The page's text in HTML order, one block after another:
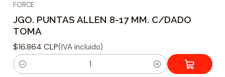
FORCE
JGO. PUNTAS ALLEN 8-17 MM. C/DADO
TOMA
$16.864 CLP(IVA incluido)
C